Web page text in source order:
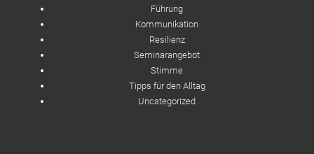
Führung
Kommunikation
Resilienz
Seminarangebot
Stimme
Tipps für den Alltag
Uncategorized